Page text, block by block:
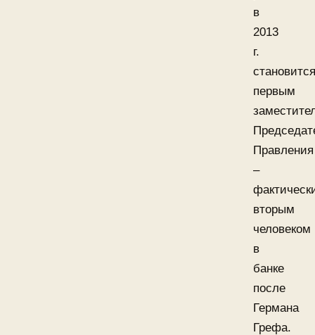
в
2013
г.
становится
первым
Правления
–
вторым
человеком
в
банке
после
Германа
Грефа.